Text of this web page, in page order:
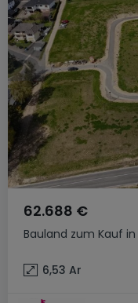
Bauland zum Kauf in
62.688 €
6,53 Ar